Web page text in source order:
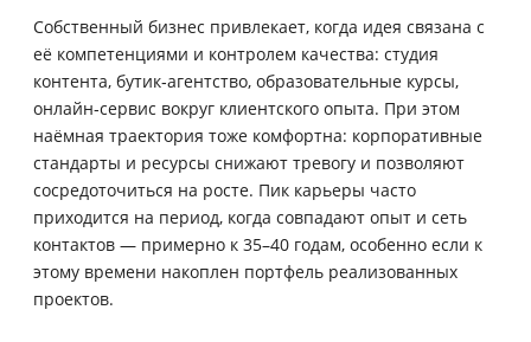
Собственный бизнес привлекает, когда идея связана с
её компетенциями и контролем качества: студия
контента, бутик‑агентство, образовательные курсы,
онлайн‑сервис вокруг клиентского опыта. При этом
наёмная траектория тоже комфортна: корпоративные
стандарты и ресурсы снижают тревогу и позволяют
сосредоточиться на росте. Пик карьеры часто
приходится на период, когда совпадают опыт и сеть
контактов — примерно к 35–40 годам, особенно если к
этому времени накоплен портфель реализованных
проектов.